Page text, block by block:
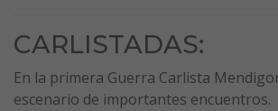
CARLISTADAS:
En la primera Guerra Carlista
escenario de importantes encuentros.